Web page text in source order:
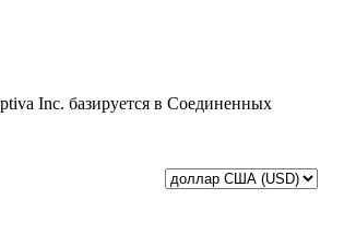
Inc. базируется в Соединенных